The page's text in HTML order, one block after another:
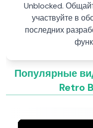
Unblocked.
участвуйте в
последних
Популярные
Retro